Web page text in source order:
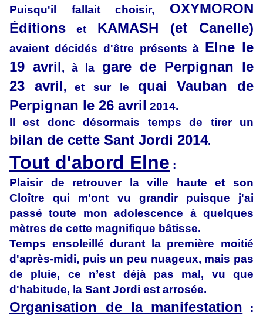
Puisqu'il fallait choisir, OXYMORON
Éditions et KAMASH (et Canelle)
avaient décidés d'être présents à Elne le
19 avril, à la gare de Perpignan le
23 avril, et sur le quai Vauban de
Perpignan le 26 avril 2014.
Il est donc désormais temps de tirer un
bilan de cette Sant Jordi 2014.
Tout d'abord Elne :
Plaisir de retrouver la ville haute et son
Cloître qui m'ont vu grandir puisque j'ai
passé toute mon adolescence à quelques
mètres de cette magnifique bâtisse.
Temps ensoleillé durant la première moitié
d'après-midi, puis un peu nuageux, mais pas
de pluie, ce n’est déjà pas mal, vu que
d'habitude, la Sant Jordi est arrosée.
Organisation de la manifestation :